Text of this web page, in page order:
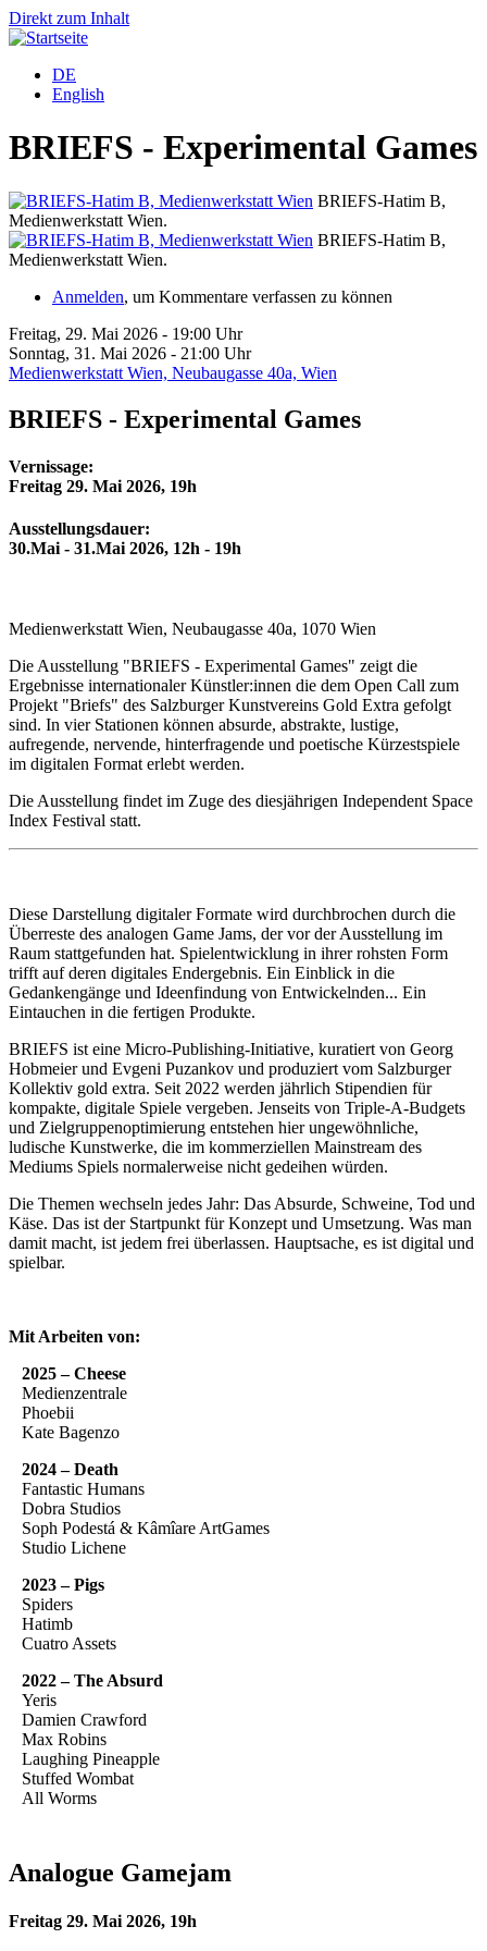
Direkt zum Inhalt
DE
English
BRIEFS - Experimental Games
BRIEFS-Hatim B,
Medienwerkstatt Wien.
BRIEFS-Hatim B,
Medienwerkstatt Wien.
Anmelden, um Kommentare verfassen zu können
Freitag, 29. Mai 2026 - 19:00 Uhr
Sonntag, 31. Mai 2026 - 21:00 Uhr
Medienwerkstatt Wien, Neubaugasse 40a, Wien
BRIEFS - Experimental Games
Vernissage:
Freitag 29. Mai 2026, 19h
Ausstellungsdauer:
30.Mai - 31.Mai 2026, 12h - 19h
Medienwerkstatt Wien, Neubaugasse 40a, 1070 Wien
Die Ausstellung "BRIEFS - Experimental Games" zeigt die
Ergebnisse internationaler Künstler:innen die dem Open Call zum
Projekt "Briefs" des Salzburger Kunstvereins Gold Extra gefolgt
sind. In vier Stationen können absurde, abstrakte, lustige,
aufregende, nervende, hinterfragende und poetische Kürzestspiele
im digitalen Format erlebt werden.
Die Ausstellung findet im Zuge des diesjährigen Independent Space
Index Festival statt.
Diese Darstellung digitaler Formate wird durchbrochen durch die
Überreste des analogen Game Jams, der vor der Ausstellung im
Raum stattgefunden hat. Spielentwicklung in ihrer rohsten Form
trifft auf deren digitales Endergebnis. Ein Einblick in die
Gedankengänge und Ideenfindung von Entwickelnden... Ein
Eintauchen in die fertigen Produkte.
BRIEFS ist eine Micro-Publishing-Initiative, kuratiert von Georg
Hobmeier und Evgeni Puzankov und produziert vom Salzburger
Kollektiv gold extra. Seit 2022 werden jährlich Stipendien für
kompakte, digitale Spiele vergeben. Jenseits von Triple-A-Budgets
und Zielgruppenoptimierung entstehen hier ungewöhnliche,
ludische Kunstwerke, die im kommerziellen Mainstream des
Mediums Spiels normalerweise nicht gedeihen würden.
Die Themen wechseln jedes Jahr: Das Absurde, Schweine, Tod und
Käse. Das ist der Startpunkt für Konzept und Umsetzung. Was man
damit macht, ist jedem frei überlassen. Hauptsache, es ist digital und
spielbar.
Mit Arbeiten von:
2025 – Cheese
Medienzentrale
Phoebii
Kate Bagenzo
2024 – Death
Fantastic Humans
Dobra Studios
Soph Podestá & Kâmîare ArtGames
Studio Lichene
2023 – Pigs
Spiders
Hatimb
Cuatro Assets
2022 – The Absurd
Yeris
Damien Crawford
Max Robins
Laughing Pineapple
Stuffed Wombat
All Worms
Analogue Gamejam
Freitag 29. Mai 2026, 19h